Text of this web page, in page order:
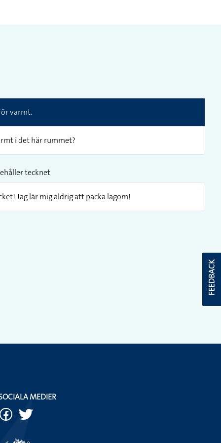
varmt.
i det här rummet?
tecknet
Jag lär mig aldrig att packa lagom!
FEEDBACK
MEDIER